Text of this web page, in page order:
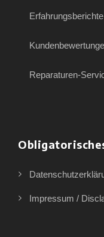
Erfahrungsberichte
Reparaturen-
Impressum /